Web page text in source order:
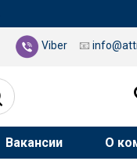
Viber 📧
Вакансии О